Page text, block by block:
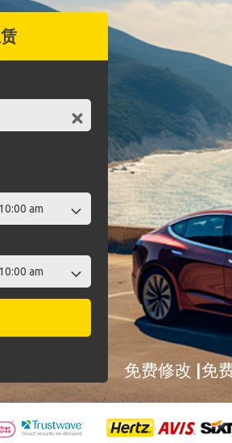
免费修改 |免